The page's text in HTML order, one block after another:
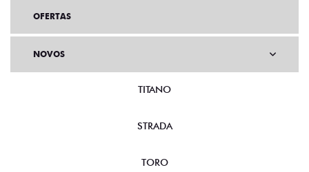
OFERTAS
NOVOS
TITANO
STRADA
TORO